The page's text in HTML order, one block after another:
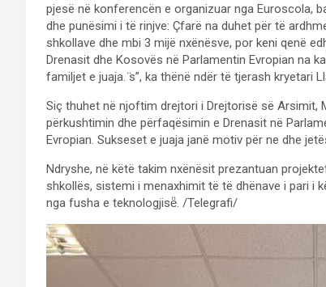
pjesë në konferencën e organizuar nga Euroscola,
dhe punësimi i të rinjve: Çfarë na duhet për të
shkollave dhe mbi 3 mijë nxënësve, por keni qenë
Drenasit dhe Kosovës në Parlamentin Evropian na
familjet e juaja. ̈s”, ka thënë ndër të tjerash kryetari
Siç thuhet në njoftim drejtori i Drejtorisë së Arsimit,
përkushtimin dhe përfaqësimin e Drenasit në
Evropian. Sukseset e juaja janë motiv për ne dhe
Ndryshe, në këtë takim nxënësit prezantuan
shkollës, sistemi i menaxhimit të të dhënave i pari i
nga fusha e teknologjisë̈. /Telegrafi/